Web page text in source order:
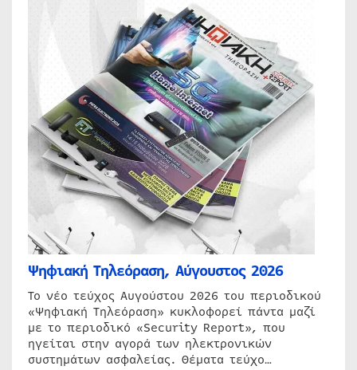
Ψηφιακή Τηλεόραση, Αύγουστος 2026
Το νέο τεύχος Αυγούστου 2026 του περιοδικού
«Ψηφιακή Τηλεόραση» κυκλοφορεί πάντα μαζί
με το περιοδικό «Security Report», που
ηγείται στην αγορά των ηλεκτρονικών
συστημάτων ασφαλείας. Θέματα τεύχο…